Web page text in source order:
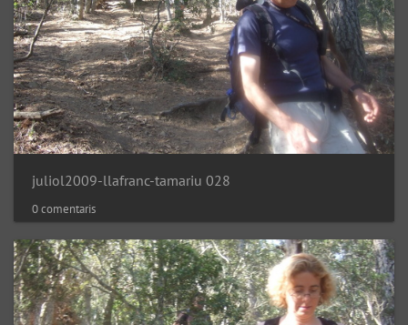
juliol2009-llafranc-tamariu 028
0 comentaris